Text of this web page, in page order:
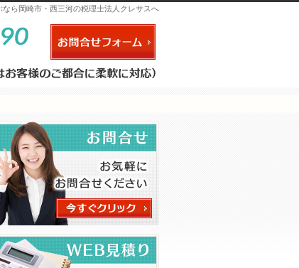
ら岡崎市・西三河の税理士法人クレサスへ